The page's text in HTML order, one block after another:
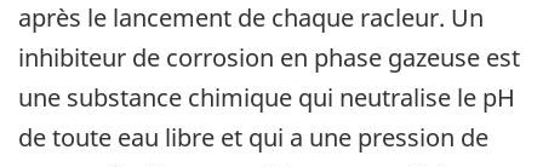
après le lancement de chaque racleur. Un
inhibiteur de corrosion en phase gazeuse est
une substance chimique qui neutralise le pH
de toute eau libre et qui a une pression de